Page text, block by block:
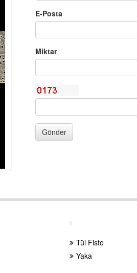
E-Posta
Miktar
Gönder
Tül Fisto
Yaka